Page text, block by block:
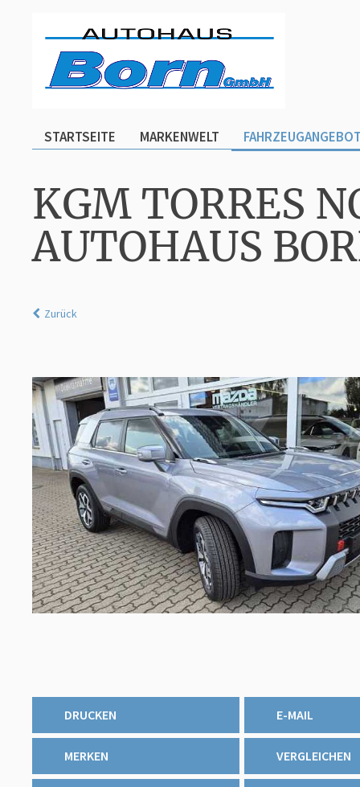
STARTSEITE MARKENWELT
KGM TORRES
AUTOHAUS
Zurück
DRUCKEN E-MAIL
MERKEN VERGLEICHEN